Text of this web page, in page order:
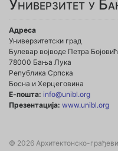
Универзитет у
Адреса
Универзитетски град
Булевар војводе Петра
78000 Бања Лука
Република Српска
Босна и Херцеговина
Е-пошта: info@unibl.org
Презентација: www.unibl.org
© 2026 Архитектонско-